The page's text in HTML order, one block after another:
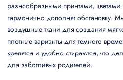
разнообразными принтами, цветами
гармонично дополнят обстановку.
воздушные ткани для создания
плотные варианты для темного
крепятся и удобно стираются, что
для заботливых родителей.